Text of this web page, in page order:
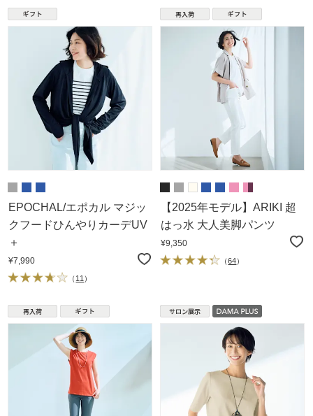
EPOCHAL/エポカル マジッ
クフードひんやりカーデUV
＋
¥7,990
（ 11 ）
【2025年モデル】ARIKI 超
はっ水 大人美脚パンツ
¥9,350
（64）